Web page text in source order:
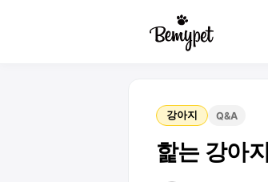
강아지 Q&A
핥는 강아지